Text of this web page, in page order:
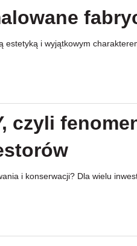
i wyjątkowym
czyli
i konserwacji? Dla wielu